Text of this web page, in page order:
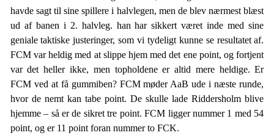
havde sagt til sine spillere i halvlegen, men de blev nærmest blæst
ud af banen i 2. halvleg. han har sikkert været inde med sine
geniale taktiske justeringer, som vi tydeligt kunne se resultatet af.
FCM var heldig med at slippe hjem med det ene point, og fortjent
var det heller ikke, men topholdene er altid mere heldige. Er
FCM ved at få gummiben? FCM møder AaB ude i næste runde,
hvor de nemt kan tabe point. De skulle lade Riddersholm blive
hjemme – så er de sikret tre point. FCM ligger nummer 1 med 54
point, og er 11 point foran nummer to FCK.